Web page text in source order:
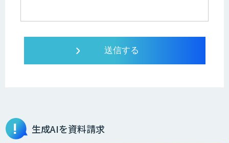
生成AIを資料請求